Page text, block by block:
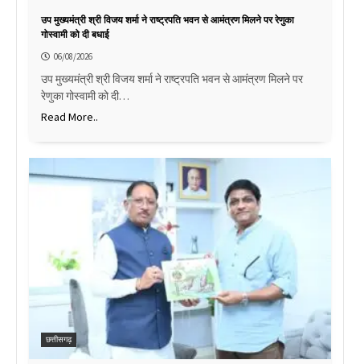
उप मुख्यमंत्री श्री विजय शर्मा ने राष्ट्रपति भवन से आमंत्रण मिलने पर रेणुका
गोस्वामी को दी बधाई
06/08/2026
उप मुख्यमंत्री श्री विजय शर्मा ने राष्ट्रपति भवन से आमंत्रण मिलने पर
रेणुका गोस्वामी को दी…
Read More..
छत्तीसगढ़